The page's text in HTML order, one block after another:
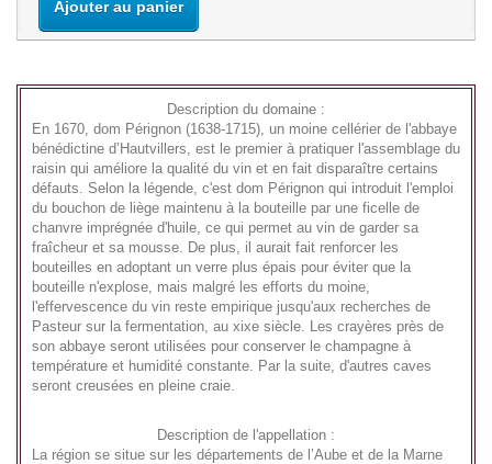
Ajouter au panier
Description du domaine :
En 1670, dom Pérignon (1638-1715), un moine cellérier de l'abbaye
bénédictine d’Hautvillers, est le premier à pratiquer l'assemblage du
raisin qui améliore la qualité du vin et en fait disparaître certains
défauts. Selon la légende, c'est dom Pérignon qui introduit l'emploi
du bouchon de liège maintenu à la bouteille par une ficelle de
chanvre imprégnée d'huile, ce qui permet au vin de garder sa
fraîcheur et sa mousse. De plus, il aurait fait renforcer les
bouteilles en adoptant un verre plus épais pour éviter que la
bouteille n'explose, mais malgré les efforts du moine,
l'effervescence du vin reste empirique jusqu'aux recherches de
Pasteur sur la fermentation, au xixe siècle. Les crayères près de
son abbaye seront utilisées pour conserver le champagne à
température et humidité constante. Par la suite, d'autres caves
seront creusées en pleine craie.
Description de l'appellation :
La région se situe sur les départements de l’Aube et de la Marne